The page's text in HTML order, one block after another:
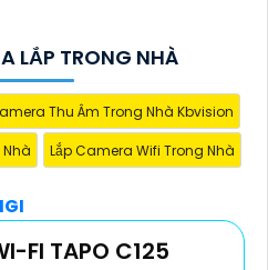
Sát Trẻ Em(
3,196,000
R100-
LẮP TRONG NHÀ
Thu Âm Trong Nhà Kbvision
Lắp Camera Wifi Trong Nhà
FI TAPO C125